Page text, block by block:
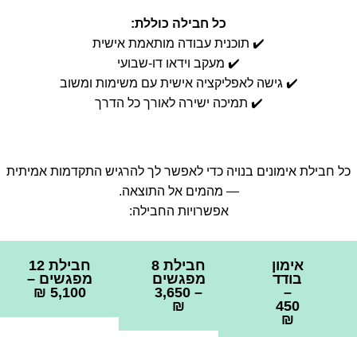
כל חבילה כוללת:
✔️ תוכנית עבודה מותאמת אישית
✔️ מעקב וידאו דו-שבועי
✔️ גישה לאפליקציה אישית עם משימות ומשוב
✔️ תמיכה ישירה לאורך כל הדרך
כל חבילת אימונים בנויה כדי לאפשר לך להרגיש התקדמות אמיתית
— מהמים אל התוצאה.
אפשרויות החבילה:
אימון
בודד
–
450
₪
חבילת 8
מפגשים
– 3,650
₪
חבילת 12
מפגשים –
5,100 ₪